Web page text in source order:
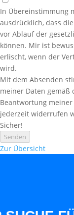
In Übereinstimmung
ausdrücklich, dass
vor Ablauf der
können. Mir ist
erlischt, wenn der
wird.
Mit dem Absenden
meiner Daten gemäß
Beantwortung
jederzeit widerrufen
Sicher!
Senden
Zur Übersicht